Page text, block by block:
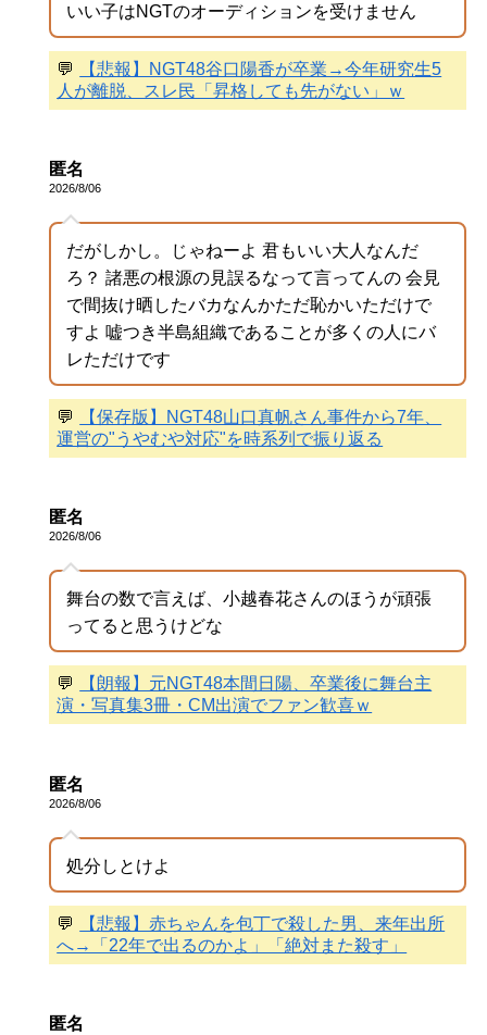
いい子はNGTのオーディションを受けません
💬
【悲報】NGT48谷口陽香が卒業→今年研究生5
人が離脱、スレ民「昇格しても先がない」ｗ
匿名
2026/8/06
だがしかし。じゃねーよ 君もいい大人なんだ
ろ？ 諸悪の根源の見誤るなって言ってんの 会見
で間抜け晒したバカなんかただ恥かいただけで
すよ 嘘つき半島組織であることが多くの人にバ
レただけです
💬
【保存版】NGT48山口真帆さん事件から7年、
運営の"うやむや対応"を時系列で振り返る
匿名
2026/8/06
舞台の数で言えば、小越春花さんのほうが頑張
ってると思うけどな
💬
【朗報】元NGT48本間日陽、卒業後に舞台主
演・写真集3冊・CM出演でファン歓喜ｗ
匿名
2026/8/06
処分しとけよ
💬
【悲報】赤ちゃんを包丁で殺した男、来年出所
へ→「22年で出るのかよ」「絶対また殺す」
匿名